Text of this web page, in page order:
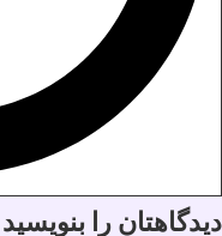
دیدگاهتان را بنویسید